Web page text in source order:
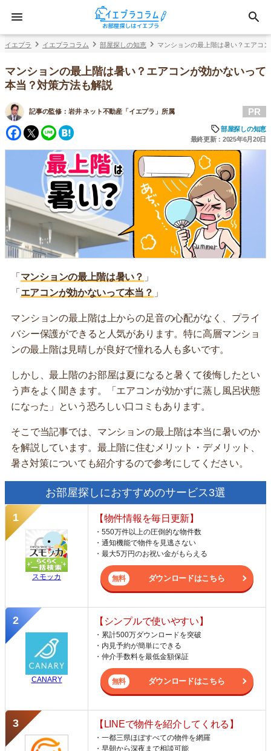
イエプラ イエプラコラム 部屋探しの知恵 マンションの最上階は暑い？エアコ
マンションの最上階は暑い？エアコンが効かないって
本当？対策方法も解説
記事の監修： 岩井 ネット不動産「イエプラ」所属
Facebook
Twitter
Line
PR
部屋探しの知恵
最終更新：2025年6月20日
「 マンションの最上階は暑い？ 」
「 エアコンが効かないって本当？ 」
マンションの最上階は上からの足音の心配がなく、プライ
バシー保護ができると人気があります。特に高層マンショ
ンの最上階は見晴しが良好で憧れる人も多いです。
しかし、最上階のお部屋は夏になると暑くて後悔したとい
う声をよく聞きます。「エアコンが効かずに蒸し風呂状態
になった」という恐ろしい口コミもあります。
そこで当記事では、マンションの最上階は本当に暑いのか
を解説しています。最上階に住むメリット・デメリット、
暑さ対策についても紹介するので参考にしてください。
お部屋探しにおすすめのサービス3選
スモッカ
【物件情報を毎日更新】
・550万件以上の圧倒的な物件数
・通知機能で物件を見逃さない
・最大5万円のお祝い金がもらえる
ダウンロードはこちら
CANARY
【シンプルで使いやすい】
・累計500万ダウンロードを突破
・内見予約が簡単にできる
・仲介手数料を最低金額保証
ダウンロードはこちら
【LINEで物件を紹介してくれる】
・一都三県ほぼすべての物件を網羅
・早朝から深夜まで相談可能